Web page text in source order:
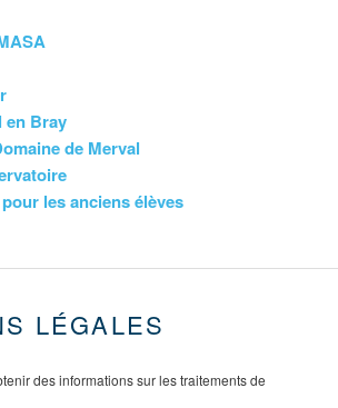
en Bray
de Merval
les anciens élèves
LÉGALES
des informations sur les traitements de